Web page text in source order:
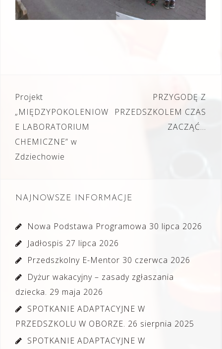
Nawigacja
wpisu
Projekt
„MIĘDZYPOKOLENIOW
E LABORATORIUM
CHEMICZNE” w
Zdziechowie
PRZYGODĘ Z
PRZEDSZKOLEM CZAS
ZACZĄĆ…
NAJNOWSZE INFORMACJE
Nowa Podstawa Programowa 30 lipca 2026
Jadłospis 27 lipca 2026
Przedszkolny E-Mentor 30 czerwca 2026
Dyżur wakacyjny – zasady zgłaszania
dziecka. 29 maja 2026
SPOTKANIE ADAPTACYJNE W
PRZEDSZKOLU W OBORZE. 26 sierpnia 2025
SPOTKANIE ADAPTACYJNE W